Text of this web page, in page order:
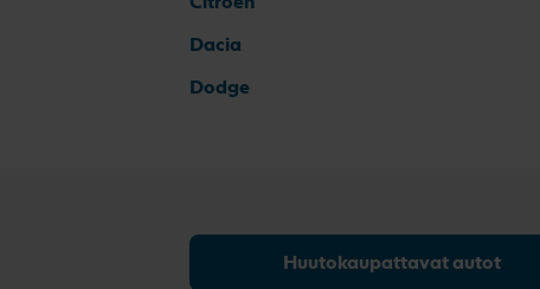
Dacia
Dodge
Huutokaupattavat autot